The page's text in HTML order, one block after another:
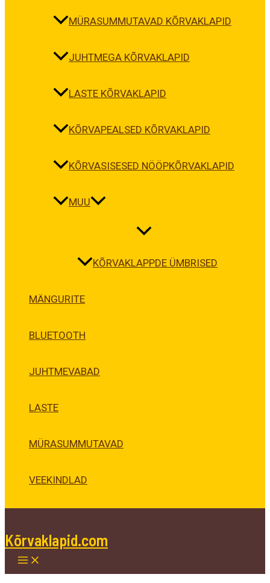
MÜRASUMMUTAVAD KÕRVAKLAPID
JUHTMEGA KÕRVAKLAPID
LASTE KÕRVAKLAPID
KÕRVAPEALSED KÕRVAKLAPID
KÕRVASISESED NÖÖPKÕRVAKLAPID
MUU
KÕRVAKLAPPDE ÜMBRISED
MÄNGURITE
BLUETOOTH
JUHTMEVABAD
LASTE
MÜRASUMMUTAVAD
VEEKINDLAD
Kõrvaklapid.com